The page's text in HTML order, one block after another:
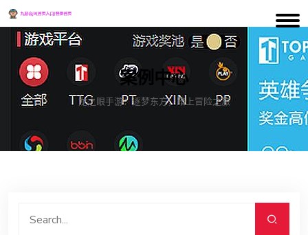
案例中心
龙之眼手游：逐梦东方，踏上冒险之旅